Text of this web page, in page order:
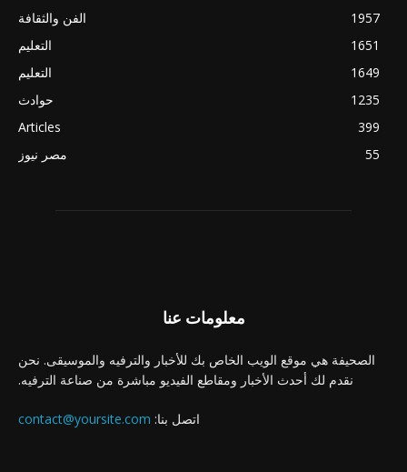
الفن والثقافة
1957
التعليم
1651
التعليم
1649
حوادث
1235
Articles
399
مصر نيوز
55
معلومات عنا
الصحيفة هي موقع الويب الخاص بك للأخبار والترفيه والموسيقى. نحن
نقدم لك أحدث الأخبار ومقاطع الفيديو مباشرة من صناعة الترفيه.
اتصل بنا: contact@yoursite.com